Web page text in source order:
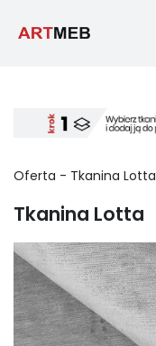
Oferta - Tkanina Lotta
Tkanina Lotta